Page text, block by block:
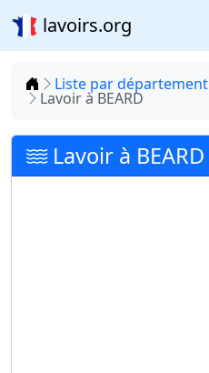
lavoirs.org
Accueil
Liste par département
Lavoir à BEARD
Lavoir à BEARD